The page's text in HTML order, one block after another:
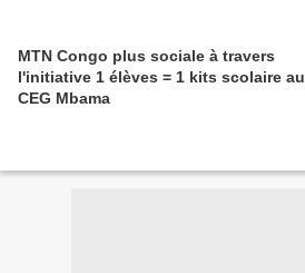
MTN Congo plus sociale à travers
l'initiative 1 élèves = 1 kits scolaire au
CEG Mbama